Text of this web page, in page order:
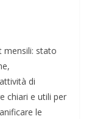
mensili: stato
di
chiari e utili per
le